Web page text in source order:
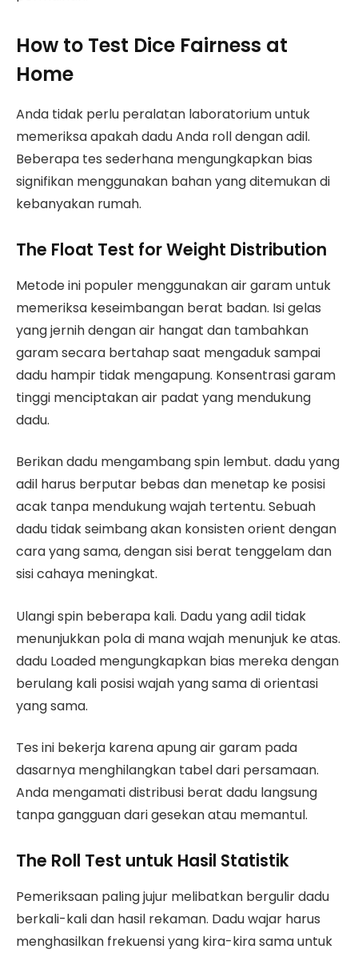
How to Test Dice Fairness at
Home
Anda tidak perlu peralatan laboratorium untuk
memeriksa apakah dadu Anda roll dengan adil.
Beberapa tes sederhana mengungkapkan bias
signifikan menggunakan bahan yang ditemukan di
kebanyakan rumah.
The Float Test for Weight Distribution
Metode ini populer menggunakan air garam untuk
memeriksa keseimbangan berat badan. Isi gelas
yang jernih dengan air hangat dan tambahkan
garam secara bertahap saat mengaduk sampai
dadu hampir tidak mengapung. Konsentrasi garam
tinggi menciptakan air padat yang mendukung
dadu.
Berikan dadu mengambang spin lembut. dadu yang
adil harus berputar bebas dan menetap ke posisi
acak tanpa mendukung wajah tertentu. Sebuah
dadu tidak seimbang akan konsisten orient dengan
cara yang sama, dengan sisi berat tenggelam dan
sisi cahaya meningkat.
Ulangi spin beberapa kali. Dadu yang adil tidak
menunjukkan pola di mana wajah menunjuk ke atas.
dadu Loaded mengungkapkan bias mereka dengan
berulang kali posisi wajah yang sama di orientasi
yang sama.
Tes ini bekerja karena apung air garam pada
dasarnya menghilangkan tabel dari persamaan.
Anda mengamati distribusi berat dadu langsung
tanpa gangguan dari gesekan atau memantul.
The Roll Test untuk Hasil Statistik
Pemeriksaan paling jujur melibatkan bergulir dadu
berkali-kali dan hasil rekaman. Dadu wajar harus
menghasilkan frekuensi yang kira-kira sama untuk